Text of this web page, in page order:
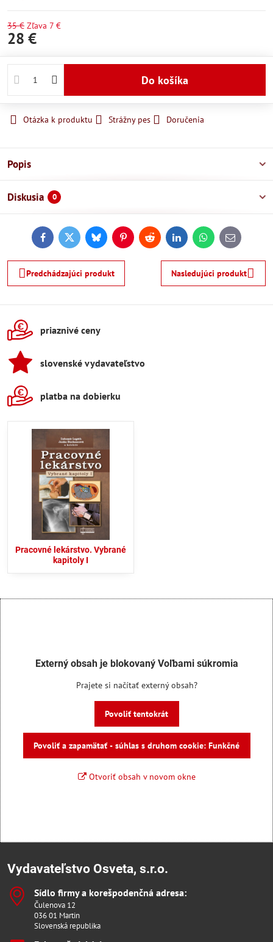
35 € Zľava 7 €
28 €
Do košíka
Otázka k produktu Strážny pes Doručenia
Popis
Diskusia 0
FacebookTwitterBlueskyPinterestReddit LinkedInWhatsApp
E-
mail
Predchádzajúci produkt Nasledujúci produkt
priaznivé ceny
slovenské vydavateľstvo
platba na dobierku
Pracovné lekárstvo. Vybrané
kapitoly I
Externý obsah je blokovaný Voľbami súkromia
Prajete si načítať externý obsah?
Povoliť tentokrát
Povoliť a zapamätať - súhlas s druhom cookie: Funkčné
Otvoriť obsah v novom okne
Vydavateľstvo Osveta, s.r.o.
Sídlo firmy a korešpodenčná adresa:
Čulenova 12
036 01 Martin
Slovenská republika